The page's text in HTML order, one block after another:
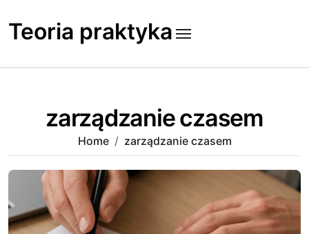
to
content
Teoria praktyka
zarządzanie czasem
Home zarządzanie czasem